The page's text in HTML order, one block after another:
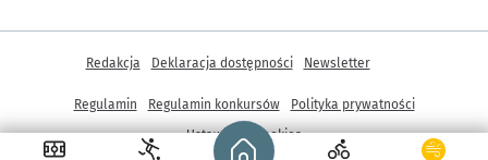
Strona główna - wroclaw.pl
Inne informacje
Redakcja Deklaracja dostępności Newsletter
Regulamin Regulamin konkursów
Polityka prywatności
Ustawienia cookies